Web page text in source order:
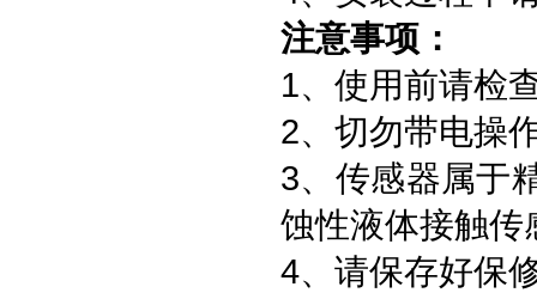
注意事项：
1、使用前请检
2、切勿带电操
3、传感器属于
蚀性液体接触传
4、请保存好保